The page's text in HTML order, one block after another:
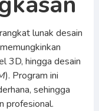
lunak desain
3D, hingga desain
). Program ini
sehingga
profesional.